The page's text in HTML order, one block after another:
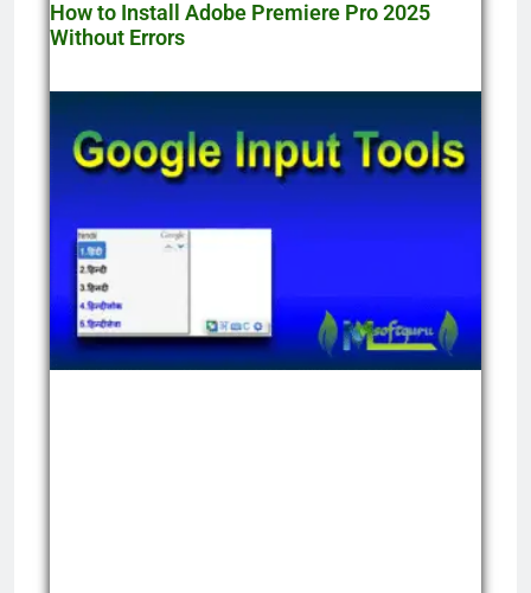
How to Install Adobe Premiere Pro 2025
Without Errors